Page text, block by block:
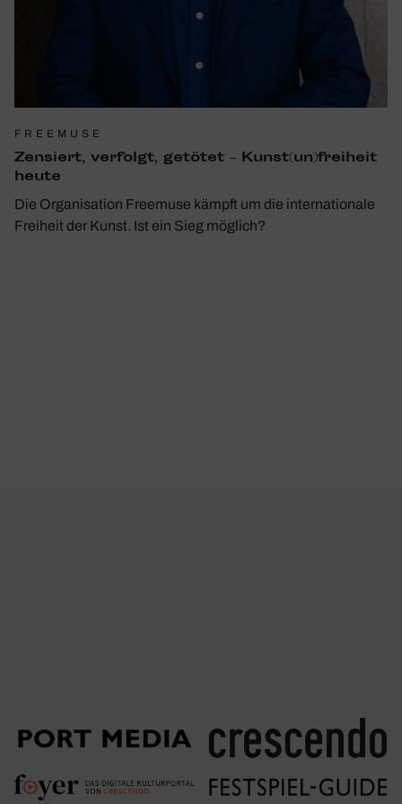
FREEMUSE
Zensiert, verfolgt, getötet – Kunst(un)freiheit
heute
Die Organisation Freemuse kämpft um die internationale
Freiheit der Kunst. Ist ein Sieg möglich?